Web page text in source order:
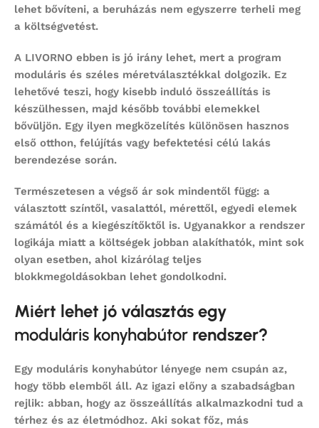
lehet bővíteni, a beruházás nem egyszerre terheli meg
a költségvetést.
A LIVORNO ebben is jó irány lehet, mert a program
moduláris és széles méretválasztékkal dolgozik. Ez
lehetővé teszi, hogy kisebb induló összeállítás is
készülhessen, majd később további elemekkel
bővüljön. Egy ilyen megközelítés különösen hasznos
első otthon, felújítás vagy befektetési célú lakás
berendezése során.
Természetesen a végső ár sok mindentől függ: a
választott színtől, vasalattól, mérettől, egyedi elemek
számától és a kiegészítőktől is. Ugyanakkor a rendszer
logikája miatt a költségek jobban alakíthatók, mint sok
olyan esetben, ahol kizárólag teljes
blokkmegoldásokban lehet gondolkodni.
Miért lehet jó választás egy
moduláris konyhabútor rendszer?
Egy moduláris konyhabútor lényege nem csupán az,
hogy több elemből áll. Az igazi előny a szabadságban
rejlik: abban, hogy az összeállítás alkalmazkodni tud a
térhez és az életmódhoz. Aki sokat főz, más